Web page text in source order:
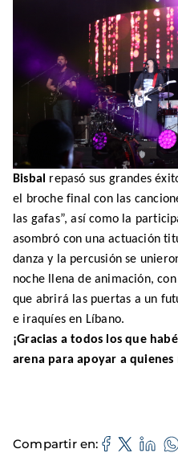
Bisbal repasó sus grandes
el broche final con las
las gafas”, así como la
asombró con una actuación
danza y la percusión se
noche llena de animación,
que abrirá las puertas a un
e iraquíes en Líbano.
¡Gracias a todos los que
arena para apoyar a quienes
Compartir en